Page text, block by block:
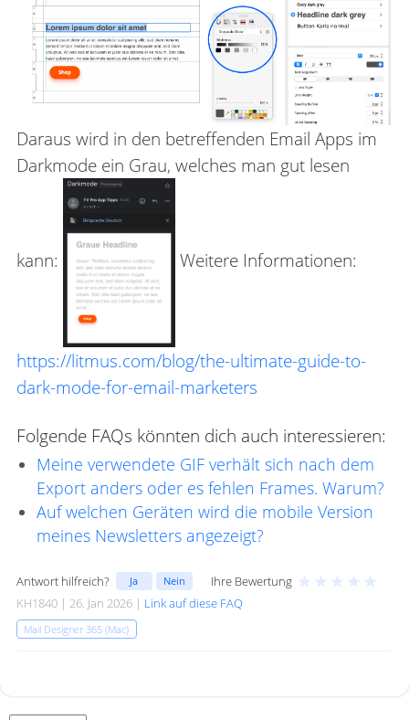
Daraus wird in den betreffenden Email Apps im
Darkmode ein Grau, welches man gut lesen
kann: Weitere Informationen:
https://litmus.com/blog/the-ultimate-guide-to-
dark-mode-for-email-marketers
Folgende FAQs könnten dich auch interessieren:
Meine verwendete GIF verhält sich nach dem
Export anders oder es fehlen Frames. Warum?
Auf welchen Geräten wird die mobile Version
meines Newsletters angezeigt?
Antwort hilfreich? Ja Nein Ihre Bewertung ★ ★ ★ ★ ★
KH1840 | 26. Jan 2026 | Link auf diese FAQ
Mail Designer 365 (Mac)